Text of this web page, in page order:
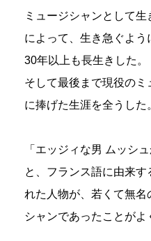
ミュージシャンとして
によって、生き急ぐよう
30年以上も長生きした。
そして最後まで現役の
に捧げた生涯を全うした
「エッジィな男 ムッシ
と、フランス語に由来
れた人物が、若くて無
シャンであったことがよ